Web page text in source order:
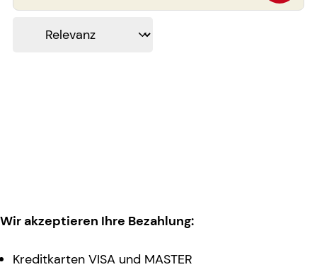
Wir akzeptieren Ihre Bezahlung:
Kreditkarten VISA und MASTER